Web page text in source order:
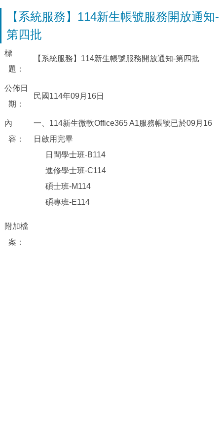
【系統服務】114新生帳號服務開放通知-
第四批
標
題：
【系統服務】114新生帳號服務開放通知-第四批
公佈日
期：
民國114年09月16日
內
容：
一、114新生微軟Office365 A1服務帳號已於09月16
日啟用完畢
日間學士班-B114
進修學士班-C114
碩士班-M114
碩專班-E114
附加檔
案：